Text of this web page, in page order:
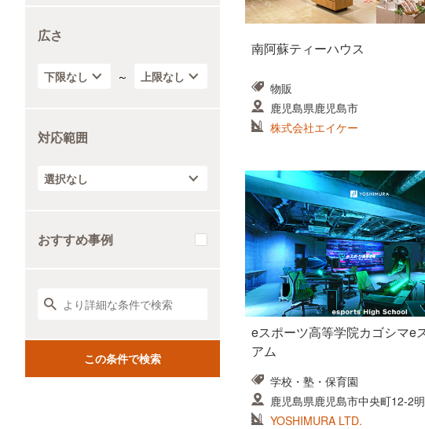
広さ
～
対応範囲
おすすめ事例
南阿蘇ティーハウス
物販
鹿児島県鹿児島市
株式会社エイケー
eスポーツ高等学院カゴシマe
アム
学校・塾・保育園
鹿児島県鹿児島市中央町12-2
ビル
YOSHIMURA LTD.